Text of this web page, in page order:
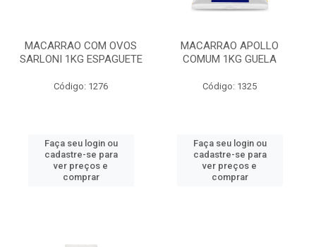
MACARRAO COM OVOS
SARLONI 1KG ESPAGUETE
Código: 1276
Faça seu login ou
cadastre-se para
ver preços e
comprar
MACARRAO APOLLO
COMUM 1KG GUELA
Código: 1325
Faça seu login ou
cadastre-se para
ver preços e
comprar